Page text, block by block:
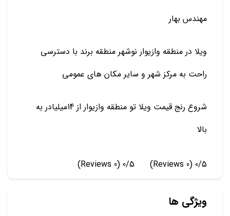
مهندس بهار
ویلا در منطقه وازیوار نوشهر منطقه برند با دسترسی
راحت به مرکز شهر و سایر مکان های عمومی
شروع رنج قیمت ویلا تو منطقه وازیوار از 14میلیادر به
بالا
0/5
(0 Reviews)
0/5
(0 Reviews)
ویژگی ها